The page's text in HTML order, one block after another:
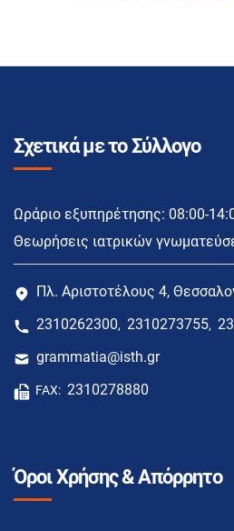
Σχετικά με το Σύλλογο
Ωράριο εξυπηρέτησης: 08:00-
Θεωρήσεις ιατρικών
Πλ. Αριστοτέλους 4,
2310262300, 2310273755,
grammatia@isth.gr
FAX: 2310278880
Όροι Χρήσης & Απόρρητο